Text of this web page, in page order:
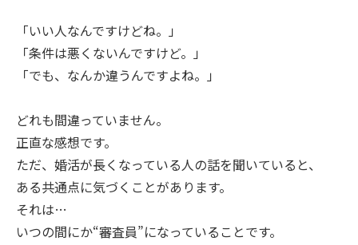
「いい人なんですけどね。」
「条件は悪くないんですけど。」
「でも、なんか違うんですよね。」
どれも間違っていません。
正直な感想です。
ただ、婚活が長くなっている人の話を聞いていると、
ある共通点に気づくことがあります。
それは…
いつの間にか“審査員”になっていることです。